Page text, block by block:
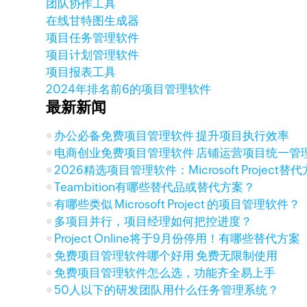
团队协作工具
在线甘特图生成器
项目任务管理软件
项目计划管理软件
项目报表工具
2024年排名前6的项目管理软件
最新新闻
办公必备免费项目管理软件 提升项目执行效率
电商创业免费项目管理软件 店铺运营项目统一管
2026精选项目管理软件：Microsoft Project替代
Teambition有哪些替代品或替代方案？
有哪些类似 Microsoft Project 的项目管理软件？
多项目并行，项目经理如何把控进度？
Project Online将于9月份停用！有哪些替代方案
免费项目管理软件哪个好用 免费无限制使用
免费项目管理软件怎么选，功能齐全易上手
50人以下的研发团队用什么任务管理系统？